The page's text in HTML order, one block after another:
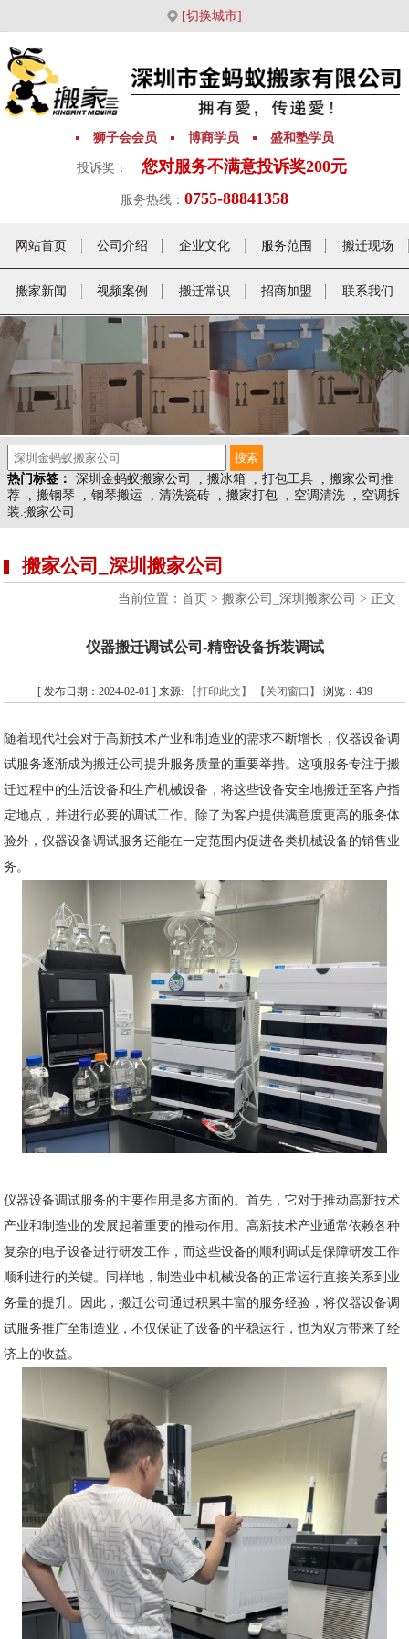
[切换城市]
狮子会会员 博商学员 盛和塾学员
投诉奖： 您对服务不满意投诉奖200元
服务热线： 0755-88841358
网站首页 公司介绍 企业文化 服务范围 搬迁现场
搬家新闻 视频案例 搬迁常识 招商加盟 联系我们
热门标签： 深圳金蚂蚁搬家公司 , 搬冰箱 , 打包工具 , 搬家公司推
荐
, 搬钢琴 , 钢琴搬运 , 清洗瓷砖 , 搬家打包 , 空调清洗 , 空调拆
装.搬家公司
搬家公司_深圳搬家公司
当前位置： 首页 > 搬家公司_深圳搬家公司 > 正文
仪器搬迁调试公司-精密设备拆装调试
[ 发布日期：2024-02-01 ] 来源: 【打印此文】 【关闭窗口】 浏览： 439
随着现代社会对于高新技术产业和制造业的需求不断增长，仪器设备调
试服务逐渐成为搬迁公司提升服务质量的重要举措。这项服务专注于搬
迁过程中的生活设备和生产机械设备，将这些设备安全地搬迁至客户指
定地点，并进行必要的调试工作。除了为客户提供满意度更高的服务体
验外，仪器设备调试服务还能在一定范围内促进各类机械设备的销售业
务。
仪器设备调试服务的主要作用是多方面的。首先，它对于推动高新技术
产业和制造业的发展起着重要的推动作用。高新技术产业通常依赖各种
复杂的电子设备进行研发工作，而这些设备的顺利调试是保障研发工作
顺利进行的关键。同样地，制造业中机械设备的正常运行直接关系到业
务量的提升。因此，搬迁公司通过积累丰富的服务经验，将仪器设备调
试服务推广至制造业，不仅保证了设备的平稳运行，也为双方带来了经
济上的收益。